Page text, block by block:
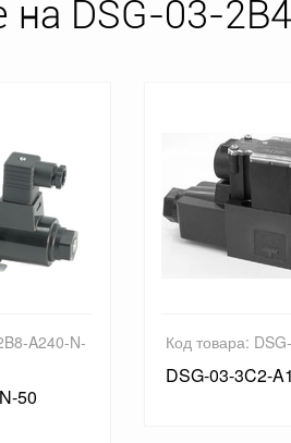
DSG-03-
A240-N-
50
Код товара:
DSG-03-3C2-